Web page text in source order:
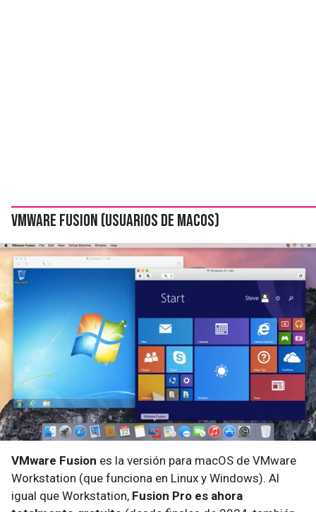
VMware Fusion (usuarios de macOS)
VMware Fusion es la versión para macOS de VMware
Workstation (que funciona en Linux y Windows). Al
igual que Workstation, Fusion Pro es ahora